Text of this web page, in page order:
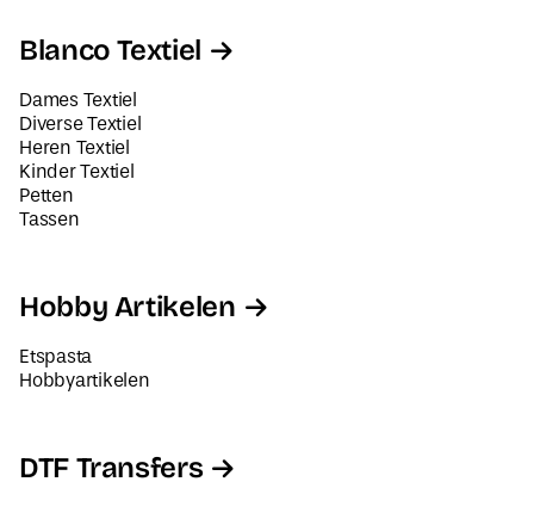
Blanco Textiel
Dames Textiel
Diverse Textiel
Heren Textiel
Kinder Textiel
Petten
Tassen
Hobby Artikelen
Etspasta
Hobbyartikelen
DTF Transfers